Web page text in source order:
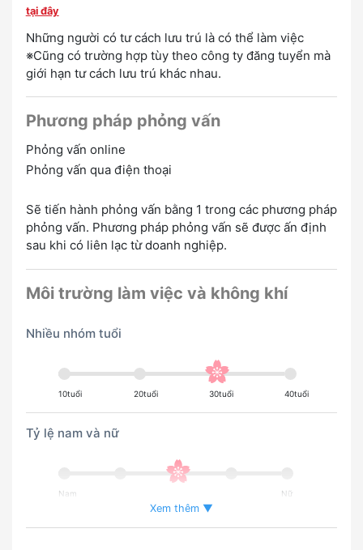
Không có kinh nghiệm OK
tại đây
Những người có tư cách lưu trú là có thể làm việc
※Cũng có trường hợp tùy theo công ty đăng tuyển mà
giới hạn tư cách lưu trú khác nhau.
Phương pháp phỏng vấn
Phỏng vấn online
Phỏng vấn qua điện thoại
Sẽ tiến hành phỏng vấn bằng 1 trong các phương pháp
phỏng vấn. Phương pháp phỏng vấn sẽ được ấn định
sau khi có liên lạc từ doanh nghiệp.
Môi trường làm việc và không khí
Nhiều nhóm tuổi
10tuổi 20tuổi 30tuổi 40tuổi
Tỷ lệ nam và nữ
Nam Nữ
Tỉ lệ người nước ngoài đang làm việc
Xem thêm ▼